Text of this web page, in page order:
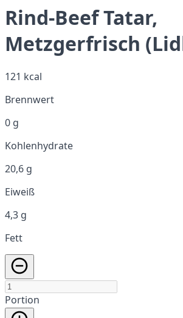
Rind-Beef Tatar,
Metzgerfrisch
121 kcal
Brennwert
0 g
Kohlenhydrate
20,6 g
Eiweiß
4,3 g
Fett
Portion